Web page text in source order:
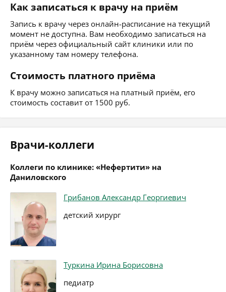
Как записаться к врачу на приём
Запись к врачу через онлайн-расписание на текущий
момент не доступна. Вам необходимо записаться на
приём через официальный сайт клиники или по
указанному там номеру телефона.
Стоимость платного приёма
К врачу можно записаться на платный приём, его
стоимость составит от 1500 руб.
Врачи-коллеги
Коллеги по клинике: «Нефертити» на
Даниловского
Грибанов Александр Георгиевич
детский хирург
Туркина Ирина Борисовна
педиатр